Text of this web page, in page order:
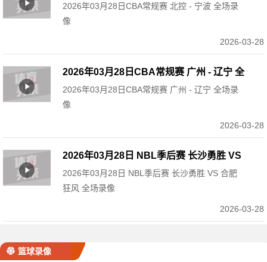
场录像
2026年03月28日CBA常规赛 北控 - 宁波 全场录
像
2026-03-28
2026年03月28日CBA常规赛 广州 - 辽宁 全
场录像
2026年03月28日CBA常规赛 广州 - 辽宁 全场录
像
2026-03-28
2026年03月28日 NBL季后赛 长沙勇胜 VS
合肥狂风 全场录像
2026年03月28日 NBL季后赛 长沙勇胜 VS 合肥
狂风 全场录像
2026-03-28
篮球录像